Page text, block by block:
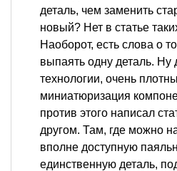
деталь, чем заменить
новый? Нет в статье
Наоборот, есть слова о
выпаять одну деталь.
технологии, очень
миниатюризация
против этого написал
другом. Там, где можно
вполне доступную
единственную деталь,